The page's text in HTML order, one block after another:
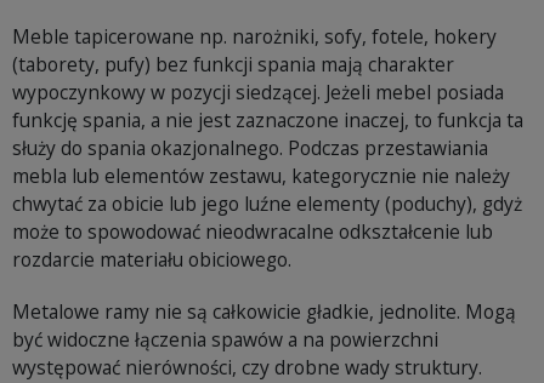
Meble tapicerowane np. narożniki, sofy, fotele, hokery
(taborety, pufy) bez funkcji spania mają charakter
wypoczynkowy w pozycji siedzącej. Jeżeli mebel posiada
funkcję spania, a nie jest zaznaczone inaczej, to funkcja ta
służy do spania okazjonalnego. Podczas przestawiania
mebla lub elementów zestawu, kategorycznie nie należy
chwytać za obicie lub jego luźne elementy (poduchy), gdyż
może to spowodować nieodwracalne odkształcenie lub
rozdarcie materiału obiciowego.
Metalowe ramy nie są całkowicie gładkie, jednolite. Mogą
być widoczne łączenia spawów a na powierzchni
występować nierówności, czy drobne wady struktury.